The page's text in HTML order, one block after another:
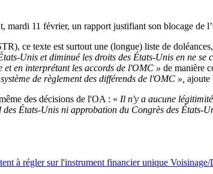
11 février, un rapport justifiant son blocage de
ce texte est surtout une (longue) liste de
Unis et diminué les droits des États-Unis en ne
et en interprétant les accords de l'OMC » de manière
de règlement des différends de l'OMC », ajoute
des décisions de l'OA : « Il n'y a aucune
États-Unis ni approbation du Congrès des États-
à régler sur l'instrument financier unique